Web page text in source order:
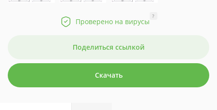
Проверено на вирусы
?
Поделиться ссылкой
Скачать